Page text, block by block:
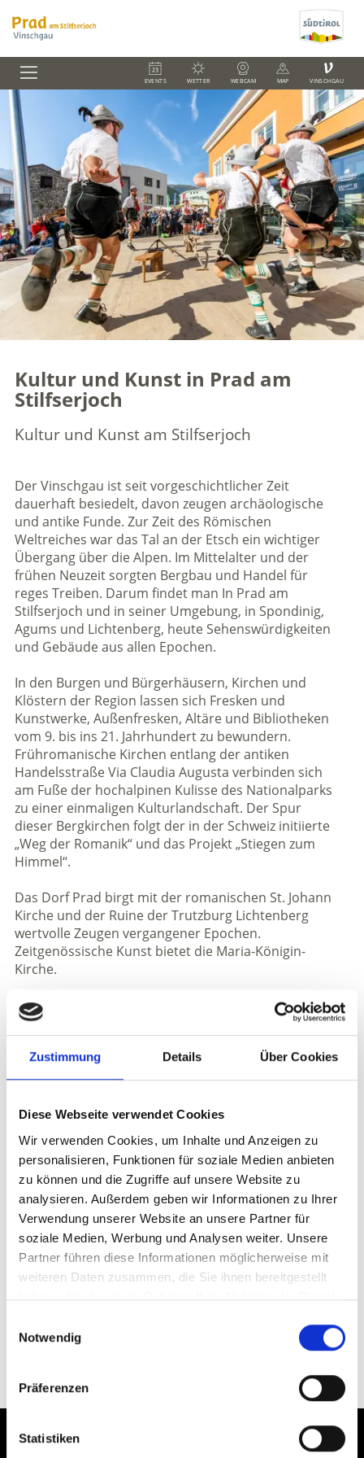
Zustimmung Details Über Cookies
Diese Webseite verwendet Cookies
Wir verwenden Cookies, um Inhalte und Anzeigen zu
personalisieren, Funktionen für soziale Medien anbieten
zu können und die Zugriffe auf unsere Website zu
analysieren. Außerdem geben wir Informationen zu Ihrer
Verwendung unserer Website an unsere Partner für
soziale Medien, Werbung und Analysen weiter. Unsere
Partner führen diese Informationen möglicherweise mit
weiteren Daten zusammen, die Sie ihnen bereitgestellt
haben oder die sie im Rahmen Ihrer Nutzung der Dienste
Notwendig
Präferenzen
Statistiken
EVENTS WETTER WEBCAM MAP
V
VINSCHGAU
Kultur und Kunst in Prad am
Stilfserjoch
Kultur und Kunst am Stilfserjoch
Der Vinschgau ist seit vorgeschichtlicher Zeit
dauerhaft besiedelt, davon zeugen archäologische
und antike Funde. Zur Zeit des Römischen
Weltreiches war das Tal an der Etsch ein wichtiger
Übergang über die Alpen. Im Mittelalter und der
frühen Neuzeit sorgten Bergbau und Handel für
reges Treiben. Darum findet man In Prad am
Stilfserjoch und in seiner Umgebung, in Spondinig,
Agums und Lichtenberg, heute Sehenswürdigkeiten
und Gebäude aus allen Epochen.
In den Burgen und Bürgerhäusern, Kirchen und
Klöstern der Region lassen sich Fresken und
Kunstwerke, Außenfresken, Altäre und Bibliotheken
vom 9. bis ins 21. Jahrhundert zu bewundern.
Frühromanische Kirchen entlang der antiken
Handelsstraße Via Claudia Augusta verbinden sich
am Fuße der hochalpinen Kulisse des Nationalparks
zu einer einmaligen Kulturlandschaft. Der Spur
dieser Bergkirchen folgt der in der Schweiz initiierte
„Weg der Romanik“ und das Projekt „Stiegen zum
Himmel“.
Das Dorf Prad birgt mit der romanischen St. Johann
Kirche und der Ruine der Trutzburg Lichtenberg
wertvolle Zeugen vergangener Epochen.
Zeitgenössische Kunst bietet die Maria-Königin-
Kirche.
KULTURGÜTER IM VINSCHGAU AUF KARTE
ANZEIGEN
Weitere interessante Links
Kultur und Brauchtum im Vinschgau